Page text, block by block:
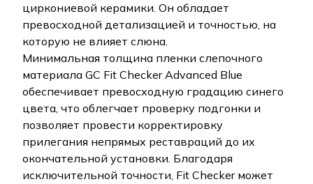
циркониевой керамики. Он обладает
превосходной детализацией и точностью, на
которую не влияет слюна.
Минимальная толщина пленки слепочного
материала GC Fit Checker Advanced Blue
обеспечивает превосходную градацию синего
цвета, что облегчает проверку подгонки и
позволяет провести корректировку
прилегания непрямых реставраций до их
окончательной установки. Благодаря
исключительной точности, Fit Checker может